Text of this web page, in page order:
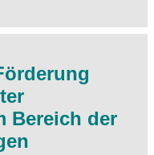
Bereich der